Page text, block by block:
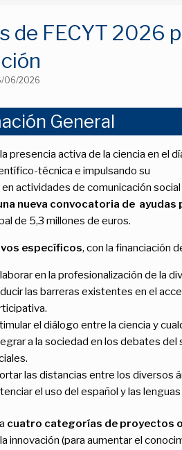
de FECYT 2026
06/2026
General
presencia activa de la ciencia en el
técnica e impulsando su
actividades de comunicación social
nueva convocatoria de
de 5,3 millones de euros.
específicos, con la financiación
en la profesionalización de la
las barreras existentes en el
el diálogo entre la ciencia y
a la sociedad en los debates
las distancias entre los diversos
el uso del español y las
cuatro categorías de proyectos
innovación (para aumentar el